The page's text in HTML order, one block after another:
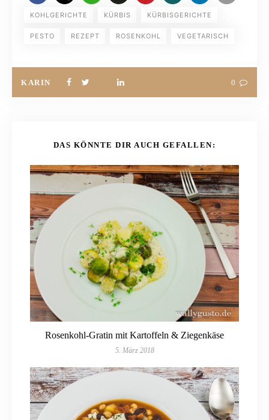
KOHLGERICHTE KÜRBIS KÜRBISGERICHTE
PESTO REZEPT ROSENKOHL VEGETARISCH
KARIN 0
DAS KÖNNTE DIR AUCH GEFALLEN:
Rosenkohl-Gratin mit Kartoffeln & Ziegenkäse
5. März 2018